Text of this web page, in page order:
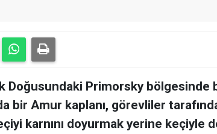
Doğusundaki Primorsky
bir Amur kaplanı, görevliler
karnını doyurmak yerine keçiyle